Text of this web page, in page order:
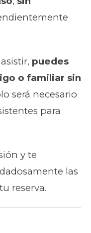
puedes
o familiar sin
será necesario
para
y te
las
reserva.